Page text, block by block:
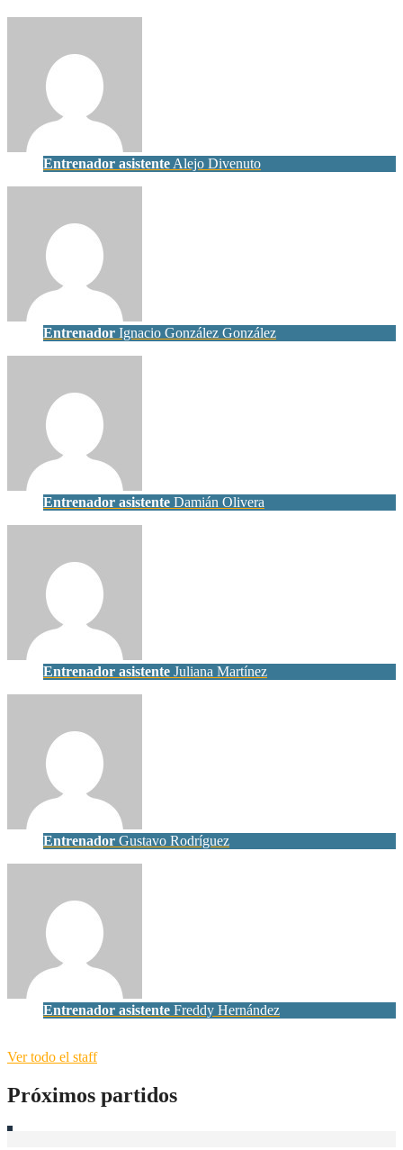
Entrenador asistente Alejo Divenuto
Entrenador Ignacio González González
Entrenador asistente Damián Olivera
Entrenador asistente Juliana Martínez
Entrenador Gustavo Rodríguez
Entrenador asistente Freddy Hernández
Ver todo el staff
Próximos partidos